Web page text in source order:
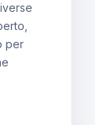
per